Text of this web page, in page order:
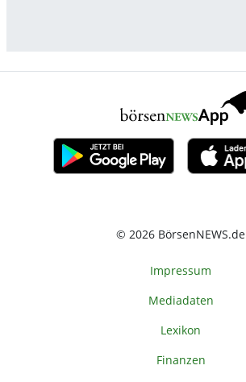
© 2026 BörsenNEWS.de
Impressum
Mediadaten
Lexikon
Finanzen